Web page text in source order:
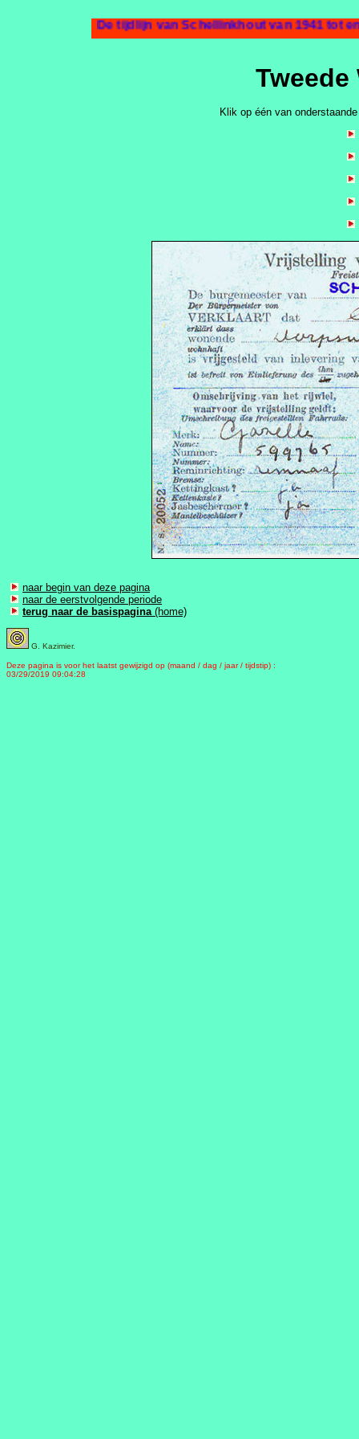
De tijdlijn van Schellinkhout van 1941 tot
Klik op één van
naar begin van deze pagina
naar de eerstvolgende periode
terug naar de basispagina(home)
G. Kazimier.
Deze pagina is voor het laatst gewijzigd op (maand / dag / jaar / tijdstip) :
03/29/2019 09:04:28